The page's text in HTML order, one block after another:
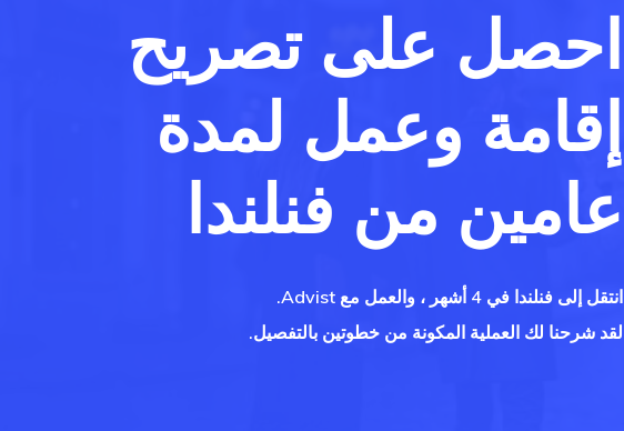
Hit enter to search or ESC to close
احصل على تصريح
إقامة وعمل لمدة
عامين من فنلندا
انتقل إلى فنلندا في 4 أشهر ، والعمل مع Advist.
لقد شرحنا لك العملية المكونة من خطوتين بالتفصيل.